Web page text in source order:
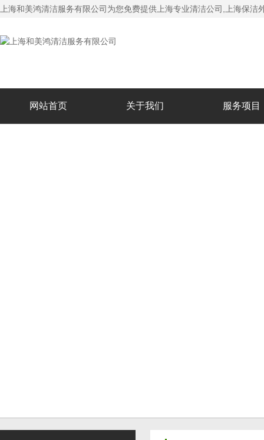
上海和美鸿清洁服务有限公司为您免费提供 上海专业清洁公司 ,上海保
网站首页 关于我们 服务项目